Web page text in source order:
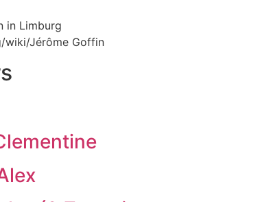
in Limburg
wiki/Jérôme Goffin